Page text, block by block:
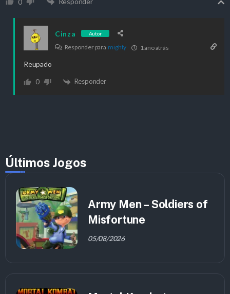
Cinza Autor
Responder para mighty 1 ano atrás
Reupado
0 Responder
Últimos Jogos
Army Men – Soldiers of
Misfortune
05/08/2026